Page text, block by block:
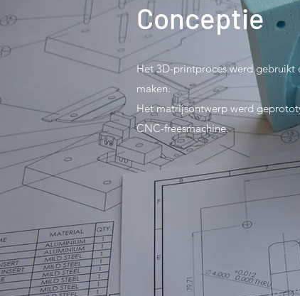
Conceptie
Het 3D-printproces werd
maken.
Het matrijsontwerp werd
CNC-freesmachine.